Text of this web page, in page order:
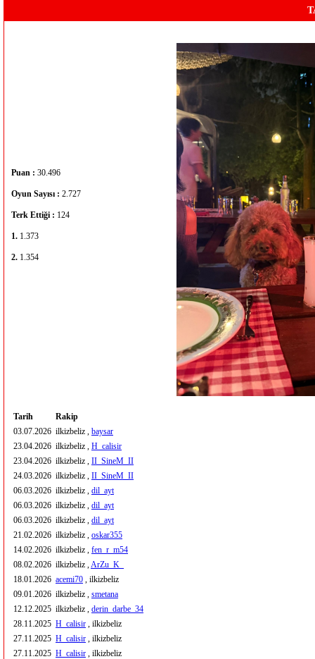
Puan : 30.496
Oyun Sayısı : 2.727
Terk Ettiği : 124
1. 1.373
2. 1.354
Tarih
Rakip
03.07.2026 ilkizbeliz , baysar
23.04.2026 ilkizbeliz , H_calisir
23.04.2026 ilkizbeliz , II_SineM_II
24.03.2026 ilkizbeliz , II_SineM_II
06.03.2026 ilkizbeliz , dil_ayt
06.03.2026 ilkizbeliz , dil_ayt
06.03.2026 ilkizbeliz , dil_ayt
21.02.2026 ilkizbeliz , oskar355
14.02.2026 ilkizbeliz , fen_r_m54
08.02.2026 ilkizbeliz ,ArZu_K_
18.01.2026 acemi70 , ilkizbeliz
09.01.2026 ilkizbeliz , smetana
12.12.2025 ilkizbeliz , derin_darbe_34
28.11.2025 H_calisir , ilkizbeliz
27.11.2025 H_calisir , ilkizbeliz
27.11.2025 H_calisir , ilkizbeliz